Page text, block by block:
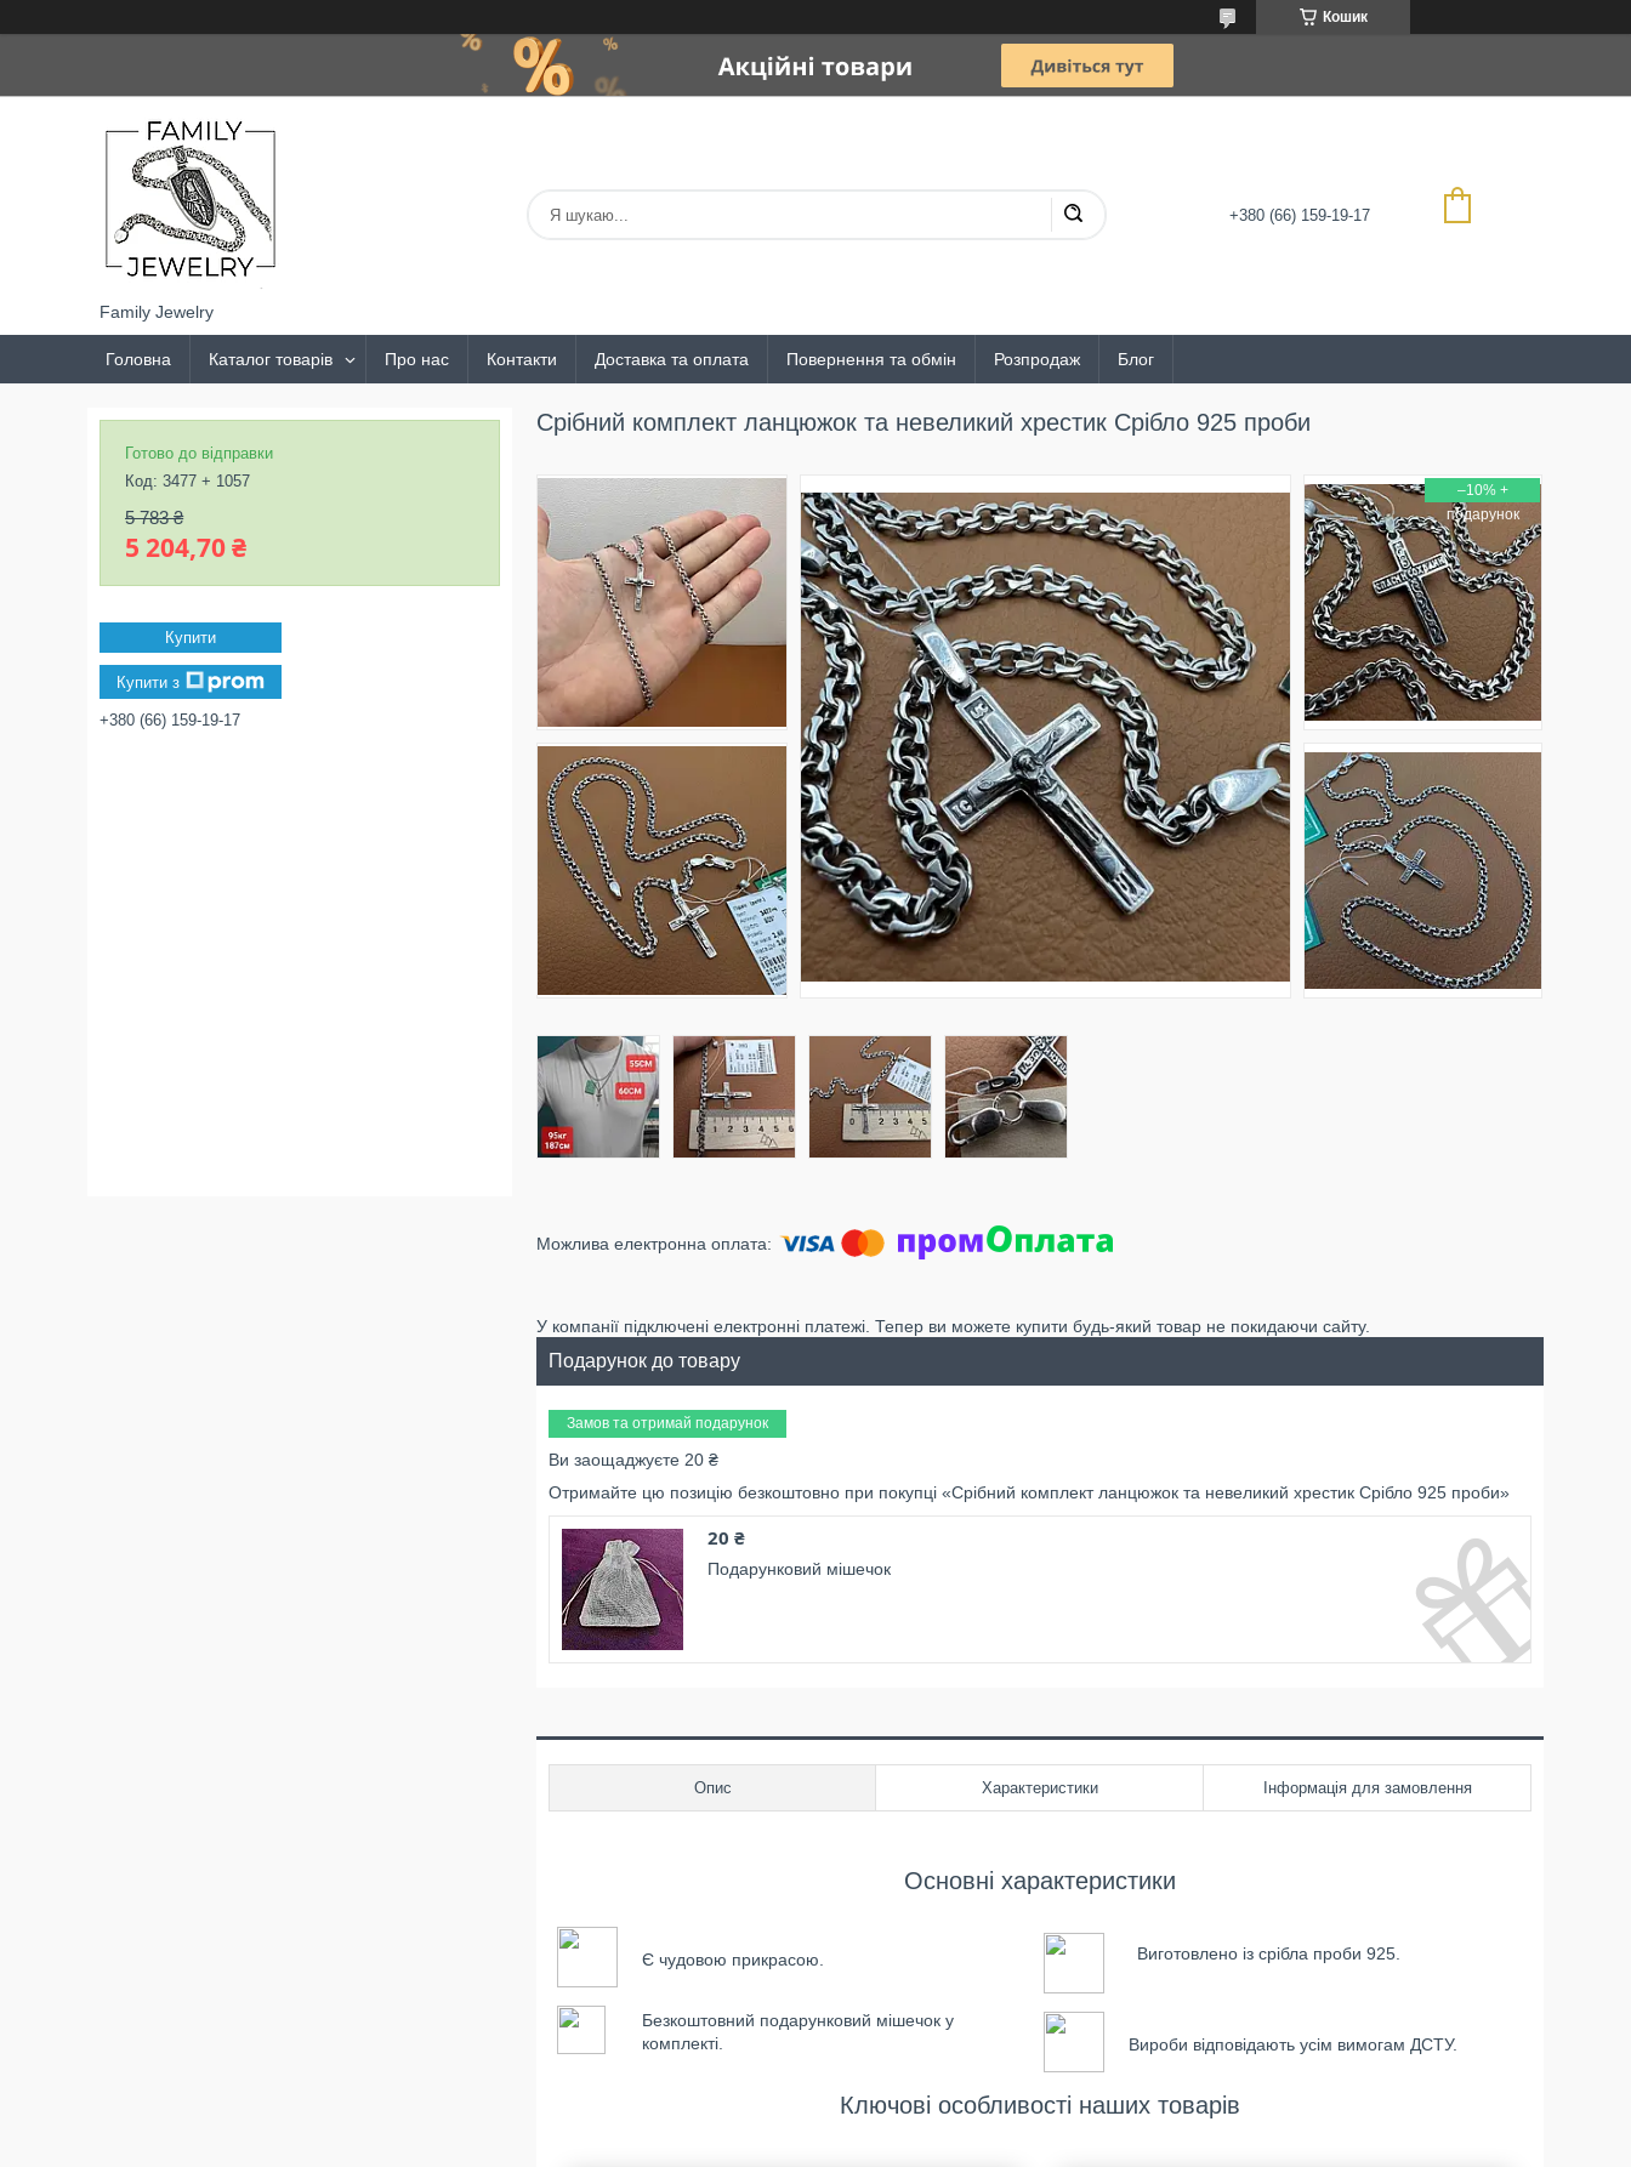
Кошик
Family Jewelry
+380 (66) 159-19-17
Головна Каталог товарів Про нас Контакти Доставка та оплата Повернення та обмін Розпродаж Блог
Срібний комплект ланцюжок та невеликий хрестик Срібло 925 проби
–10%
У компанії підключені електронні платежі. Тепер ви можете купити будь-який товар не покидаючи сайту.
Подарунок до товару
Замов та отримай подарунок
Ви заощаджуєте 20 ₴
Отримайте цю позицію безкоштовно при покупці «Срібний комплект ланцюжок та невеликий хрестик Срібло 925 проби»
20 ₴
Подарунковий мішечок
Опис Характеристики Інформація для замовлення
Основні характеристики
Є чудовою прикрасою.
Безкоштовний подарунковий мішечок у
комплекті.
Виготовлено із срібла проби 925.
Вироби відповідають усім вимогам ДСТУ.
Ключові особливості наших товарів
Готово до відправки
Код: 3477 + 1057
5 783 ₴
5 204,70 ₴
Купити
Купити з
+380 (66) 159-19-17